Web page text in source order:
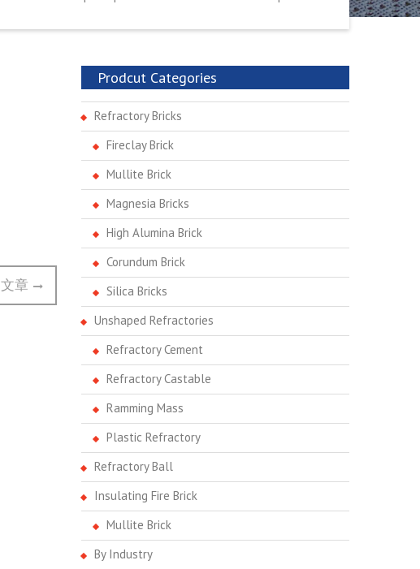
章
Prodcut Categories
Refractory Bricks
Fireclay Brick
Mullite Brick
Magnesia Bricks
High Alumina Brick
Corundum Brick
Silica Bricks
Unshaped Refractories
Refractory Cement
Refractory Castable
Ramming Mass
Plastic Refractory
Refractory Ball
Insulating Fire Brick
Mullite Brick
By Industry